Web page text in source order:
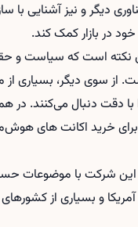
دیگر و نیز آشنایی
در بازار کمک کند.
این نکته است که
از سوی دیگر، بسیاری
دقت دنبال می‌کنند. در
خرید اکانت های
این شرکت با موضوعات
آمریکا و بسیاری از